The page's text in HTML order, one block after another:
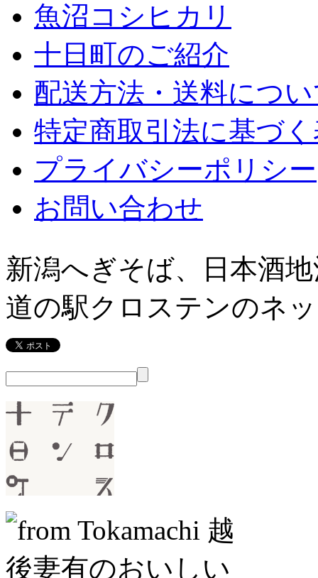
魚沼コシヒカリ
十日町のご紹介
配送方法・送料につ
特定商取引法に基づ
プライバシーポリシー
お問い合わせ
新潟へぎそば、日本酒
道の駅クロステンのネ